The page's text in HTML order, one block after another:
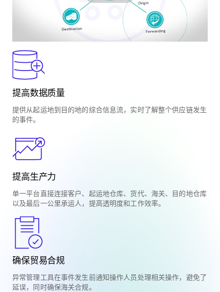
提高数据质量
提供从起运地到目的地的综合信息流，实时了解整个供应链发生
的事件。
提高生产力
单一平台直接连接客户、起运地仓库、货代、海关、目的地仓库
以及最后一公里承运人，提高透明度和工作效率。
确保贸易合规
异常管理工具在事件发生前通知操作人员处理相关操作，避免了
延误，同时确保海关合规。